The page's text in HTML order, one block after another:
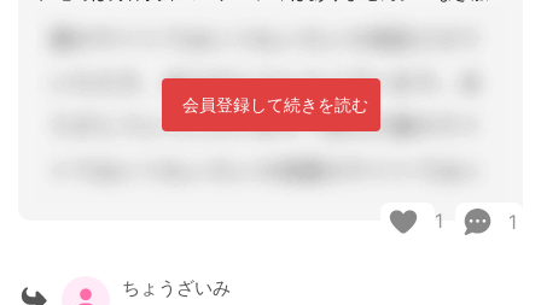
会員登録して続きを読む
1 1
ちょうざいみ